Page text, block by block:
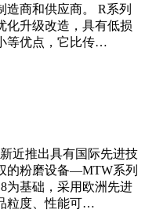
商和供应商。 R系列
化升级改造，具有低损
等优点，它比传…
近推出具有国际先进技
的粉磨设备—MTW系列
为基础，采用欧洲先进
粒度、性能可…